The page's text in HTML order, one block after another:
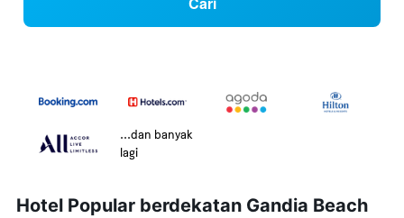
...dan banyak
lagi
Hotel Popular berdekatan Gandia Beach